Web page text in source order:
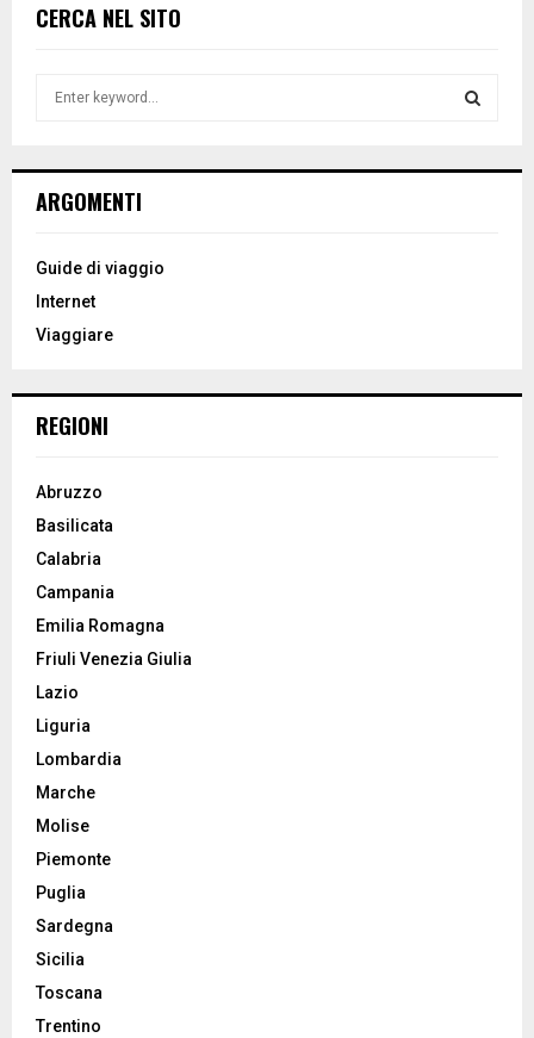
CERCA NEL SITO
h
o
:
ARGOMENTI
Guide di viaggio
Internet
Viaggiare
REGIONI
Abruzzo
Basilicata
Calabria
Campania
Emilia Romagna
Friuli Venezia Giulia
Lazio
Liguria
Lombardia
Marche
Molise
Piemonte
Puglia
Sardegna
Sicilia
Toscana
Trentino